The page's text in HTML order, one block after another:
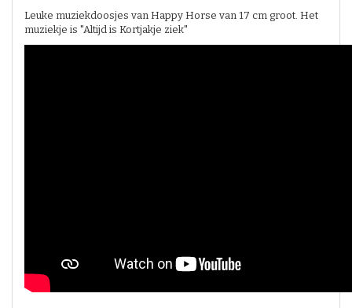
Leuke muziekdoosjes van Happy Horse van 17 cm groot. Het
muziekje is "Altijd is Kortjakje ziek"